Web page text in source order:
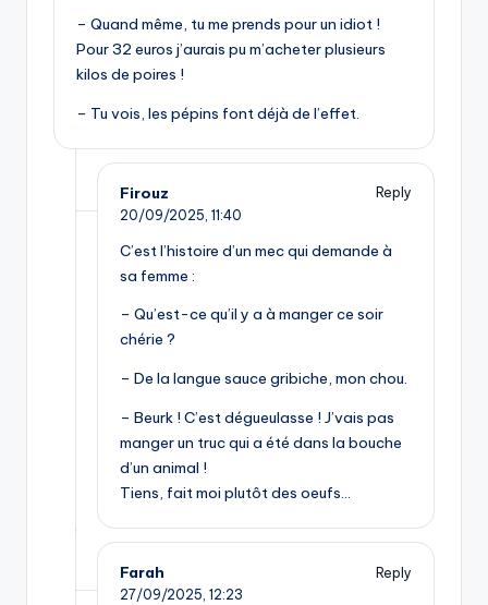
– Quand même, tu me prends pour un idiot !
Pour 32 euros j’aurais pu m’acheter plusieurs
kilos de poires !
– Tu vois, les pépins font déjà de l’effet.
Firouz
Reply
20/09/2025, 11:40
C’est l’histoire d’un mec qui demande à
sa femme :
– Qu’est-ce qu’il y a à manger ce soir
chérie ?
– De la langue sauce gribiche, mon chou.
– Beurk ! C’est dégueulasse ! J’vais pas
manger un truc qui a été dans la bouche
d’un animal !
Tiens, fait moi plutôt des oeufs…
Farah
Reply
27/09/2025, 12:23